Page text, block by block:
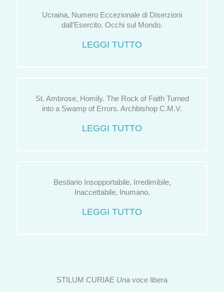
Ucraina, Numero Eccezionale di Diserzioni
dall’Esercito. Occhi sul Mondo.
LEGGI TUTTO
St. Ambrose, Homily. The Rock of Faith Turned
into a Swamp of Errors. Archbishop C.M.V.
LEGGI TUTTO
Bestiario Insopportabile, Irredimibile,
Inaccettabile, Inumano.
LEGGI TUTTO
STILUM CURIAE Una voce libera